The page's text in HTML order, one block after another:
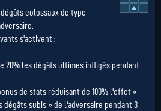
colossaux de type
s'activent :
20% les dégâts ultimes infligés pendant
de stats réduisant de 100% l'effet «
dégâts subis » de l'adversaire pendant 3